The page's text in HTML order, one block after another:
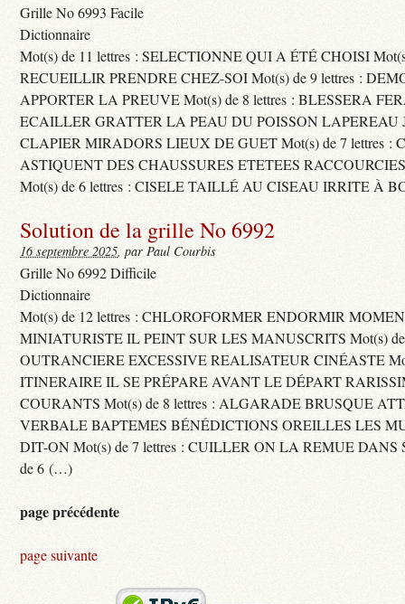
Grille No 6993 Facile
Dictionnaire
Mot(s) de 11 lettres : SELECTIONNE QUI A ÉTÉ CHOISI
RECUEILLIR PRENDRE CHEZ-SOI Mot(s) de 9 lettres :
APPORTER LA PREUVE Mot(s) de 8 lettres : BLESSERA
ECAILLER GRATTER LA PEAU DU POISSON LAPEREAU
CLAPIER MIRADORS LIEUX DE GUET Mot(s) de 7 lettres :
ASTIQUENT DES CHAUSSURES ETETEES
Mot(s) de 6 lettres : CISELE TAILLÉ AU CISEAU IRRITE À
Solution de la grille No 6992
16 septembre 2025, par Paul Courbis
Grille No 6992 Difficile
Dictionnaire
Mot(s) de 12 lettres : CHLOROFORMER ENDORMIR
MINIATURISTE IL PEINT SUR LES MANUSCRITS Mot(s) de
OUTRANCIERE EXCESSIVE REALISATEUR CINÉASTE
ITINERAIRE IL SE PRÉPARE AVANT LE DÉPART
COURANTS Mot(s) de 8 lettres : ALGARADE BRUSQUE
VERBALE BAPTEMES BÉNÉDICTIONS OREILLES LES
DIT-ON Mot(s) de 7 lettres : CUILLER ON LA REMUE DANS
de 6 (…)
page précédente
page suivante